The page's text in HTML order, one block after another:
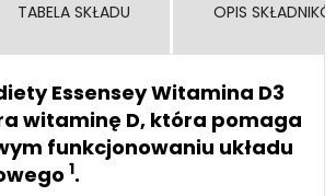
TABELA SKŁADU OPIS
Essensey Witamina D3
witaminę D, która pomaga
funkcjonowaniu układu
1.